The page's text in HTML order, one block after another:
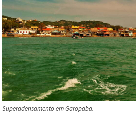
Superadensamento em Garopaba.